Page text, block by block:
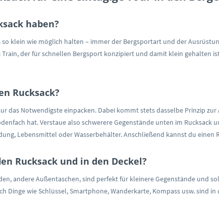
haben?
klein wie möglich halten – immer der Bergsportart und der
Train, der für schnellen Bergsport konzipiert und damit klein gehalten
Rucksack?
das Notwendigste einpacken. Dabei kommt stets dasselbe Prinzip
hat. Verstaue also schwerere Gegenstände unten im
Lebensmittel oder Wasserbehälter. Anschließend kannst du einen
Rucksack und in den Deckel?
andere Außentaschen, sind perfekt für kleinere Gegenstände und
Dinge wie Schlüssel, Smartphone, Wanderkarte, Kompass usw. sind